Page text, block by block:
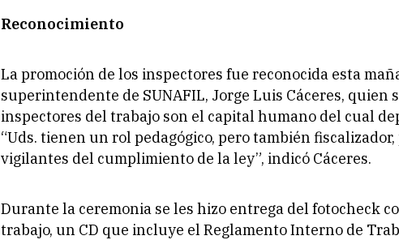
Reconocimiento
La promoción de los inspectores fue reconocida esta
superintendente de SUNAFIL, Jorge Luis Cáceres, quien
inspectores del trabajo son el capital humano del cual
“Uds. tienen un rol pedagógico, pero también
vigilantes del cumplimiento de la ley”, indicó Cáceres.
Durante la ceremonia se les hizo entrega del fotocheck
trabajo, un CD que incluye el Reglamento Interno de